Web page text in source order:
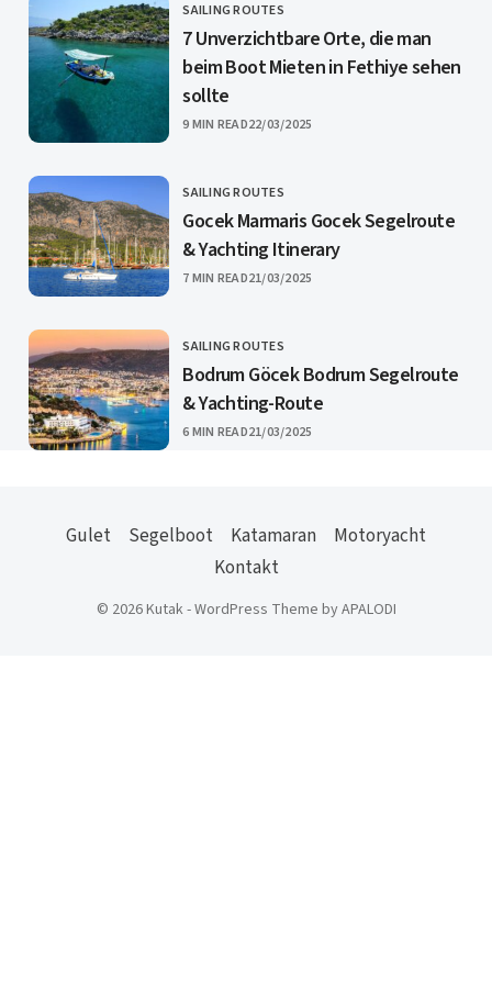
CATEGORY
SAILING ROUTES
7 Unverzichtbare Orte, die man
beim Boot Mieten in Fethiye sehen
sollte
9 MIN READPUBLISHED
22/03/2025
CATEGORY
SAILING ROUTES
Gocek Marmaris Gocek Segelroute
& Yachting Itinerary
7 MIN READPUBLISHED
21/03/2025
CATEGORY
SAILING ROUTES
Bodrum Göcek Bodrum Segelroute
& Yachting-Route
6 MIN READPUBLISHED
21/03/2025
Gulet Segelboot Katamaran
Motoryacht
Kontakt
© 2026 Kutak - WordPress Theme by APALODI